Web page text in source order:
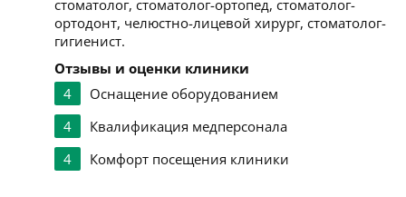
стоматолог, стоматолог-ортопед, стоматолог-
ортодонт, челюстно-лицевой хирург, стоматолог-
гигиенист.
Отзывы и оценки клиники
4
Оснащение оборудованием
4
Квалификация медперсонала
4
Комфорт посещения клиники